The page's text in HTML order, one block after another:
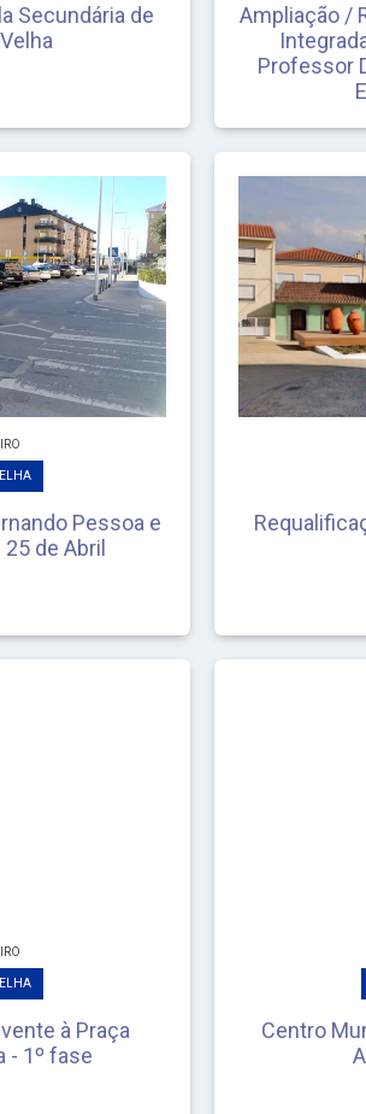
Secundária de
Ampliação /
Professor
Pessoa e
de Abril
à Praça
- 1º fase
Centro